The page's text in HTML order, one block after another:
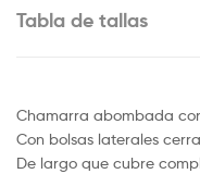
Tabla de tallas
Chamarra abombada
Con bolsas laterales
De largo que cubre